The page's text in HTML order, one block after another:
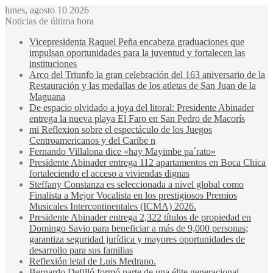
lunes, agosto 10 2026
Noticias de última hora
Vicepresidenta Raquel Peña encabeza graduaciones que
impulsan oportunidades para la juventud y fortalecen las
instituciones
Arco del Triunfo la gran celebración del 163 aniversario de la
Restauración y las medallas de los atletas de San Juan de la
Maguana
De espacio olvidado a joya del litoral: Presidente Abinader
entrega la nueva playa El Faro en San Pedro de Macorís
mi Reflexion sobre el espectáculo de los Juegos
Centroamericanos y del Caribe n
Fernando Villalona dice «hay Mayimbe pa´rato»
Presidente Abinader entrega 112 apartamentos en Boca Chica
fortaleciendo el acceso a viviendas dignas
Steffany Constanza es seleccionada a nivel global como
Finalista a Mejor Vocalista en los prestigiosos Premios
Musicales Intercontinentales (ICMA) 2026.
Presidente Abinader entrega 2,322 títulos de propiedad en
Domingo Savio para beneficiar a más de 9,000 personas;
garantiza seguridad jurídica y mayores oportunidades de
desarrollo para sus familias
Reflexión letal de Luis Medrano.